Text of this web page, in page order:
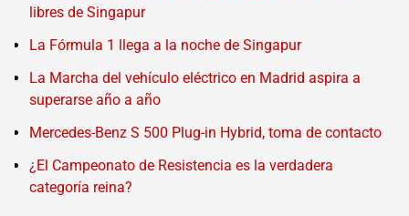
libres de Singapur
La Fórmula 1 llega a la noche de Singapur
La Marcha del vehículo eléctrico en Madrid aspira a
superarse año a año
Mercedes-Benz S 500 Plug-in Hybrid, toma de contacto
¿El Campeonato de Resistencia es la verdadera
categoría reina?